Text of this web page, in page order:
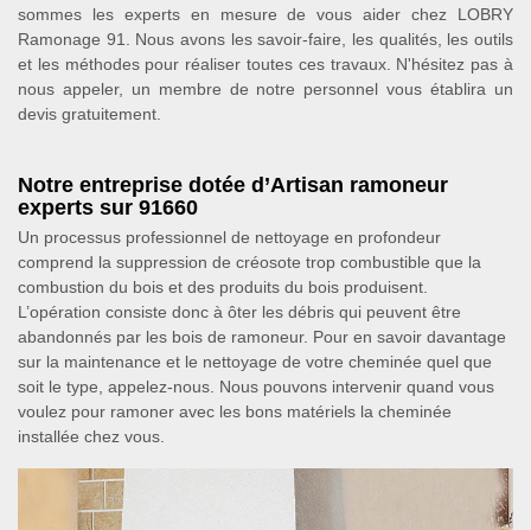
sommes les experts en mesure de vous aider chez LOBRY
Ramonage 91. Nous avons les savoir-faire, les qualités, les outils
et les méthodes pour réaliser toutes ces travaux. N'hésitez pas à
nous appeler, un membre de notre personnel vous établira un
devis gratuitement.
Notre entreprise dotée d’Artisan ramoneur
experts sur 91660
Un processus professionnel de nettoyage en profondeur
comprend la suppression de créosote trop combustible que la
combustion du bois et des produits du bois produisent.
L’opération consiste donc à ôter les débris qui peuvent être
abandonnés par les bois de ramoneur. Pour en savoir davantage
sur la maintenance et le nettoyage de votre cheminée quel que
soit le type, appelez-nous. Nous pouvons intervenir quand vous
voulez pour ramoner avec les bons matériels la cheminée
installée chez vous.